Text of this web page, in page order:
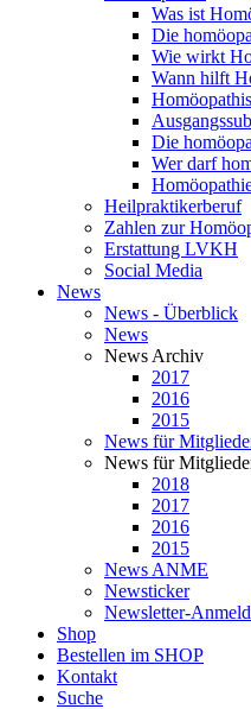
Was ist
Die
Wie wirkt
Wann hilft
Die
Wer darf
Heilpraktikerberuf
Zahlen zur
Erstattung LVKH
Social Media
News
News - Überblick
News
News Archiv
2017
2016
2015
News für
News für
2018
2017
2016
2015
News ANME
Newsticker
Newsletter-
Shop
Bestellen im SHOP
Kontakt
Suche